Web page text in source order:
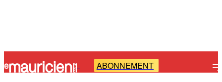
- ABONNEMENT